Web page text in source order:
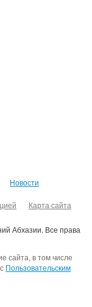
Новости
Карта сайта
Абхазии. Все права
сайта, в том числе
Пользовательским